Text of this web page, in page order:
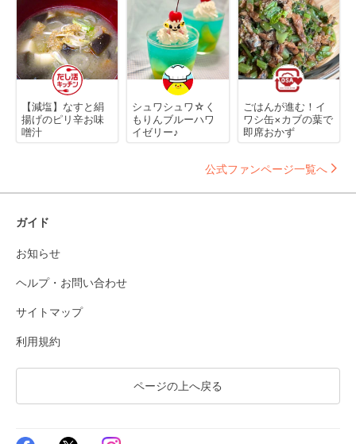
【減塩】なすと絹
揚げのピリ辛お味
噌汁
シュワシュワ☆く
もりんブルーハワ
イゼリー♪
ごはんが進む！イ
ワシ缶×カブの葉で
即席おかず
公式ファンページ一覧へ
ガイド
お知らせ
ヘルプ・お問い合わせ
サイトマップ
利用規約
ページの上へ戻る